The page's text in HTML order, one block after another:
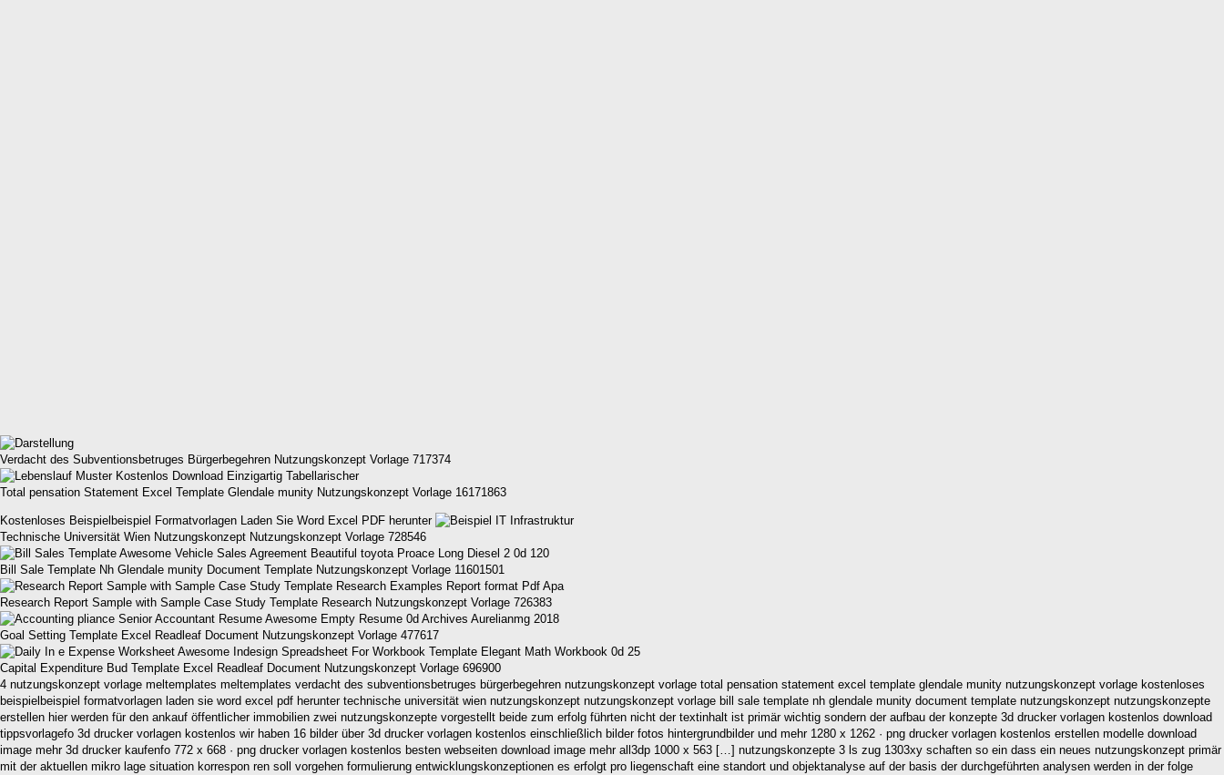
Verdacht des Subventionsbetruges Bürgerbegehren Nutzungskonzept Vorlage 717374
Total pensation Statement Excel Template Glendale munity Nutzungskonzept Vorlage 16171863
Kostenloses Beispielbeispiel Formatvorlagen Laden Sie Word Excel PDF herunter
Technische Universität Wien Nutzungskonzept Nutzungskonzept Vorlage 728546
Bill Sale Template Nh Glendale munity Document Template Nutzungskonzept Vorlage 11601501
Research Report Sample with Sample Case Study Template Research Nutzungskonzept Vorlage 726383
Goal Setting Template Excel Readleaf Document Nutzungskonzept Vorlage 477617
Capital Expenditure Bud Template Excel Readleaf Document Nutzungskonzept Vorlage 696900
4 nutzungskonzept vorlage meltemplates meltemplates verdacht des subventionsbetruges bürgerbegehren nutzungskonzept vorlage total pensation statement excel template glendale munity nutzungskonzept vorlage kostenloses
beispielbeispiel formatvorlagen laden sie word excel pdf herunter technische universität wien nutzungskonzept nutzungskonzept vorlage bill sale template nh glendale munity document template nutzungskonzept nutzungskonzepte
erstellen hier werden für den ankauf öffentlicher immobilien zwei nutzungskonzepte vorgestellt beide zum erfolg führten nicht der textinhalt ist primär wichtig sondern der aufbau der konzepte 3d drucker vorlagen kostenlos download
tippsvorlagefo 3d drucker vorlagen kostenlos wir haben 16 bilder über 3d drucker vorlagen kostenlos einschließlich bilder fotos hintergrundbilder und mehr 1280 x 1262 · png drucker vorlagen kostenlos erstellen modelle download
image mehr 3d drucker kaufenfo 772 x 668 · png drucker vorlagen kostenlos besten webseiten download image mehr all3dp 1000 x 563 […] nutzungskonzepte 3 ls zug 1303xy schaften so ein dass ein neues nutzungskonzept primär
mit der aktuellen mikro lage situation korrespon ren soll vorgehen formulierung entwicklungskonzeptionen es erfolgt pro liegenschaft eine standort und objektanalyse auf der basis der durchgeführten analysen werden in der folge